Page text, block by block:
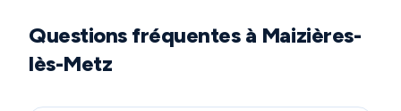
Questions fréquentes à Maizières-
lès-Metz